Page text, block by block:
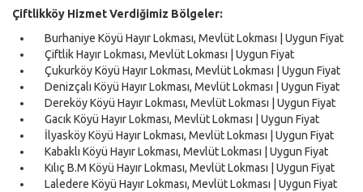
Çiftlikköy Hizmet Verdiğimiz Bölgeler:
Burhaniye Köyü Hayır Lokması, Mevlüt Lokması | Uygun Fiyat
Çiftlik Hayır Lokması, Mevlüt Lokması | Uygun Fiyat
Çukurköy Köyü Hayır Lokması, Mevlüt Lokması | Uygun Fiyat
Denizçalı Köyü Hayır Lokması, Mevlüt Lokması | Uygun Fiyat
Dereköy Köyü Hayır Lokması, Mevlüt Lokması | Uygun Fiyat
Gacık Köyü Hayır Lokması, Mevlüt Lokması | Uygun Fiyat
İlyasköy Köyü Hayır Lokması, Mevlüt Lokması | Uygun Fiyat
Kabaklı Köyü Hayır Lokması, Mevlüt Lokması | Uygun Fiyat
Kılıç B.M Köyü Hayır Lokması, Mevlüt Lokması | Uygun Fiyat
Laledere Köyü Hayır Lokması, Mevlüt Lokması | Uygun Fiyat